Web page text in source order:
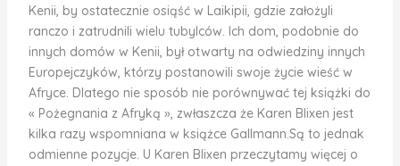
Kenii, by ostatecznie osiąść w Laikipii, gdzie założyli
ranczo i zatrudnili wielu tubylców. Ich dom, podobnie do
innych domów w Kenii, był otwarty na odwiedziny innych
Europejczyków, którzy postanowili swoje życie wieść w
Afryce. Dlatego nie sposób nie porównywać tej książki do
« Pożegnania z Afryką », zwłaszcza że Karen Blixen jest
kilka razy wspomniana w książce Gallmann.Są to jednak
odmienne pozycje. U Karen Blixen przeczytamy więcej o